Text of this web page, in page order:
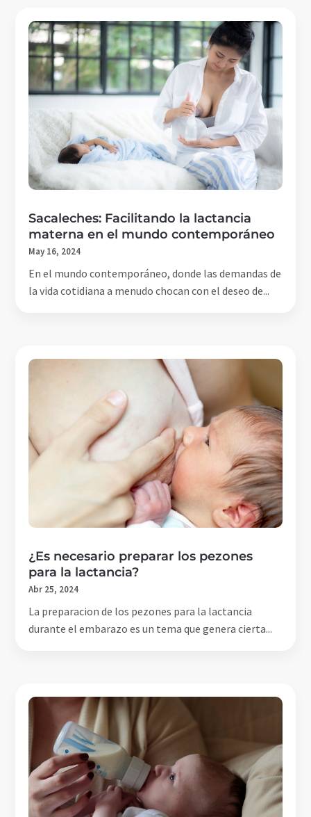
Sacaleches: Facilitando la lactancia
materna en el mundo contemporáneo
May 16, 2024
En el mundo contemporáneo, donde las demandas de
la vida cotidiana a menudo chocan con el deseo de...
¿Es necesario preparar los pezones
para la lactancia?
Abr 25, 2024
La preparacion de los pezones para la lactancia
durante el embarazo es un tema que genera cierta...